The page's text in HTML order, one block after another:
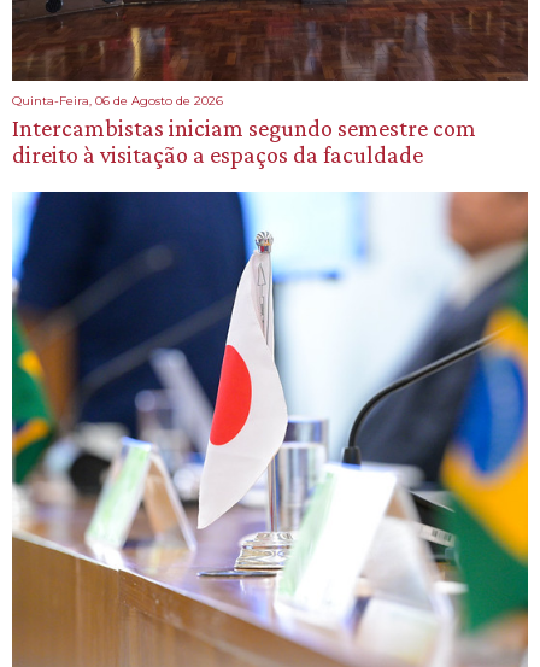
Quinta-Feira, 06 de Agosto de 2026
Intercambistas iniciam segundo semestre com
direito à visitação a espaços da faculdade